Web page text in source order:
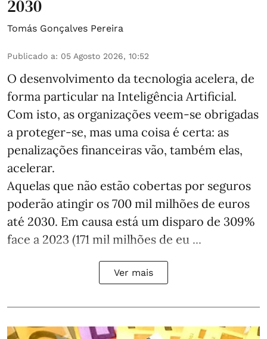
2030
Tomás Gonçalves Pereira
Publicado a: 05 Agosto 2026, 10:52
O desenvolvimento da tecnologia acelera, de
forma particular na Inteligência Artificial.
Com isto, as organizações veem-se obrigadas
a proteger-se, mas uma coisa é certa: as
penalizações financeiras vão, também elas,
acelerar.
Aquelas que não estão cobertas por seguros
poderão atingir os 700 mil milhões de euros
até 2030. Em causa está um disparo de 309%
face a 2023 (171 mil milhões de eu ...
Ver mais